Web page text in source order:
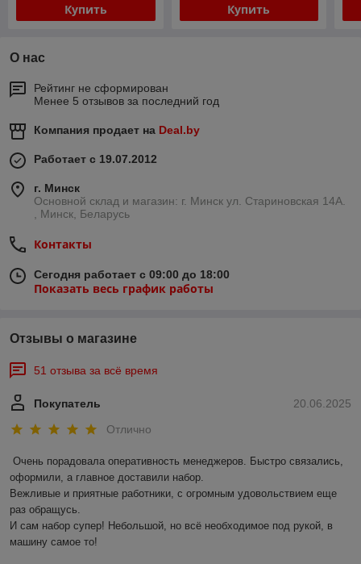
Купить Купить
О нас
Рейтинг не сформирован
Менее 5 отзывов за последний год
Компания продает на Deal.by
Работает с 19.07.2012
г. Минск
Основной склад и магазин: г. Минск ул. Стариновская 14А.
, Минск, Беларусь
Контакты
Сегодня работает с 09:00 до 18:00
Показать весь график работы
Отзывы о магазине
51 отзыва за всё время
20.06.2025
Покупатель
Отлично
Очень порадовала оперативность менеджеров. Быстро связались,
оформили, а главное доставили набор.
Вежливые и приятные работники, с огромным удовольствием еще
раз обращусь.
И сам набор супер! Небольшой, но всё необходимое под рукой, в
машину самое то!